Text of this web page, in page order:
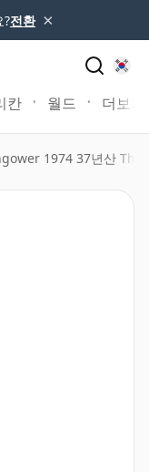
?전환 ×
칸 월드 더보기
1974 37년산 The